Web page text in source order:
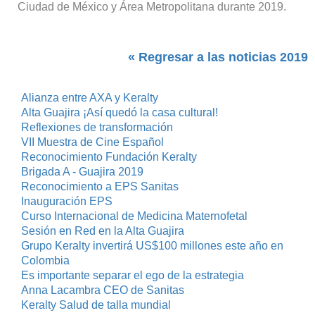
Ciudad de México y Área Metropolitana durante 2019.
« Regresar a las noticias 2019
Alianza entre AXA y Keralty
Alta Guajira ¡Así quedó la casa cultural!
Reflexiones de transformación
VII Muestra de Cine Español
Reconocimiento Fundación Keralty
Brigada A - Guajira 2019
Reconocimiento a EPS Sanitas
Inauguración EPS
Curso Internacional de Medicina Maternofetal
Sesión en Red en la Alta Guajira
Grupo Keralty invertirá US$100 millones este año en
Colombia
Es importante separar el ego de la estrategia
Anna Lacambra CEO de Sanitas
Keralty Salud de talla mundial